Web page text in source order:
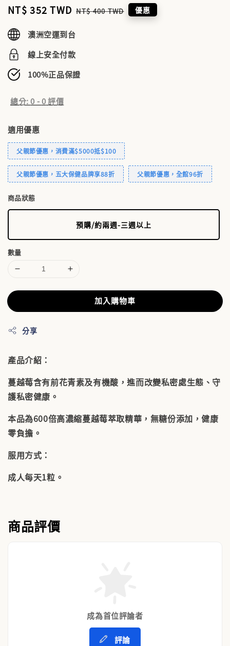
Sale
NT$ 352 TWD Regular
NT$ 400 TWD 優惠
澳洲空運到台
線上安全付款
100%正品保證
總分:0 -0評價
適用優惠
父親節優惠，消費滿$5000抵$100
父親節優惠，五大保健品牌享88折 父親節優惠，全館96折
商品狀態
預購/約兩週-三週以上
數量
加入購物車
分享
產品介紹：
蔓越莓含有前花青素及有機酸，進而改變私密處生態、守
護私密健康。
本品為600倍高濃縮蔓越莓萃取精華，無糖份添加，健康
零負擔。
服用方式：
成人每天1粒。
商品評價
成為首位評論者
評論